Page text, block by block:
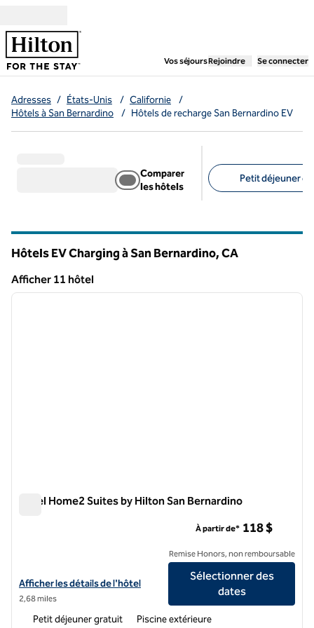
Vos séjours,ouvre un nouvel
Rejoindre Se connecter
Adresses / États-Unis / Californie
/
Hôtels à San Bernardino
/ Hôtels de recharge San Bernardino EV
Comparer
les hôtels
Petit déjeuner
Hôtels EV Charging à San Bernardino,CA
Afficher 11 hôtel
Afficher 11 hôtel
1 sur 12
Hôtel Home2 Suites by Hilton San Bernardino
Afficher les détails de l'hôtel Home2 Suites by Hilton San Bernardino
Afficher les détails de l'hôtel
2,68 miles
À partir de* 118 $
Remise Honors, non remboursable
Sélectionner des
dates
Petit déjeuner gratuit Piscine extérieure